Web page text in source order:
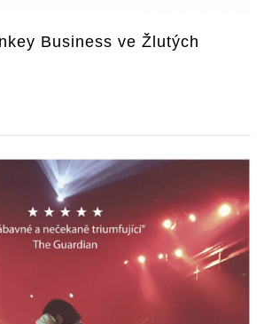
Business ve Žlutých